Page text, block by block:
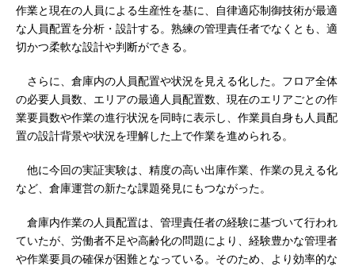
作業と現在の人員による生産性を基に、自律適応制御技術が最適
な人員配置を分析・設計する。熟練の管理責任者でなくとも、適
切かつ柔軟な設計や判断ができる。
さらに、倉庫内の人員配置や状況を見える化した。フロア全体
の必要人員数、エリアの最適人員配置数、現在のエリアごとの作
業要員数や作業の進行状況を同時に表示し、作業員自身も人員配
置の設計背景や状況を理解した上で作業を進められる。
他に今回の実証実験は、精度の高い出庫作業、作業の見える化
など、倉庫運営の新たな課題発見にもつながった。
倉庫内作業の人員配置は、管理責任者の経験に基づいて行われ
ていたが、労働者不足や高齢化の問題により、経験豊かな管理者
や作業要員の確保が困難となっている。そのため、より効率的な